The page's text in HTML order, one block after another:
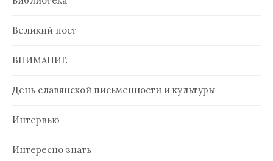
Великий пост
ВНИМАНИЕ
День славянской письменности и культуры
Интервью
Интересно знать